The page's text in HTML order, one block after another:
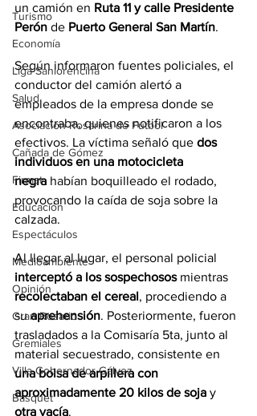
Turismo
Economía
Liga Sanlorencina
Salud
Asociación Rosarina de Fútbol
Cañada de Gómez
Firmat
Educación
Espectáculos
Medioambiente
Opinión
Gran Rosario
Gremiales
Villa Gobernador Gálvez
Básquet
un camión en Ruta 11 y calle Presidente
Perón de Puerto General San Martín.
Según informaron fuentes policiales, el
conductor del camión alertó a
empleados de la empresa donde se
encontraba, quienes notificaron a los
efectivos. La víctima señaló que dos
individuos en una motocicleta
negra habían boquilleado el rodado,
provocando la caída de soja sobre la
calzada.
Al llegar al lugar, el personal policial
interceptó a los sospechosos mientras
recolectaban el cereal, procediendo a
su aprehensión. Posteriormente, fueron
trasladados a la Comisaría 5ta, junto al
material secuestrado, consistente en
una bolsa de arpillera con
aproximadamente 20 kilos de soja y
otra vacía.